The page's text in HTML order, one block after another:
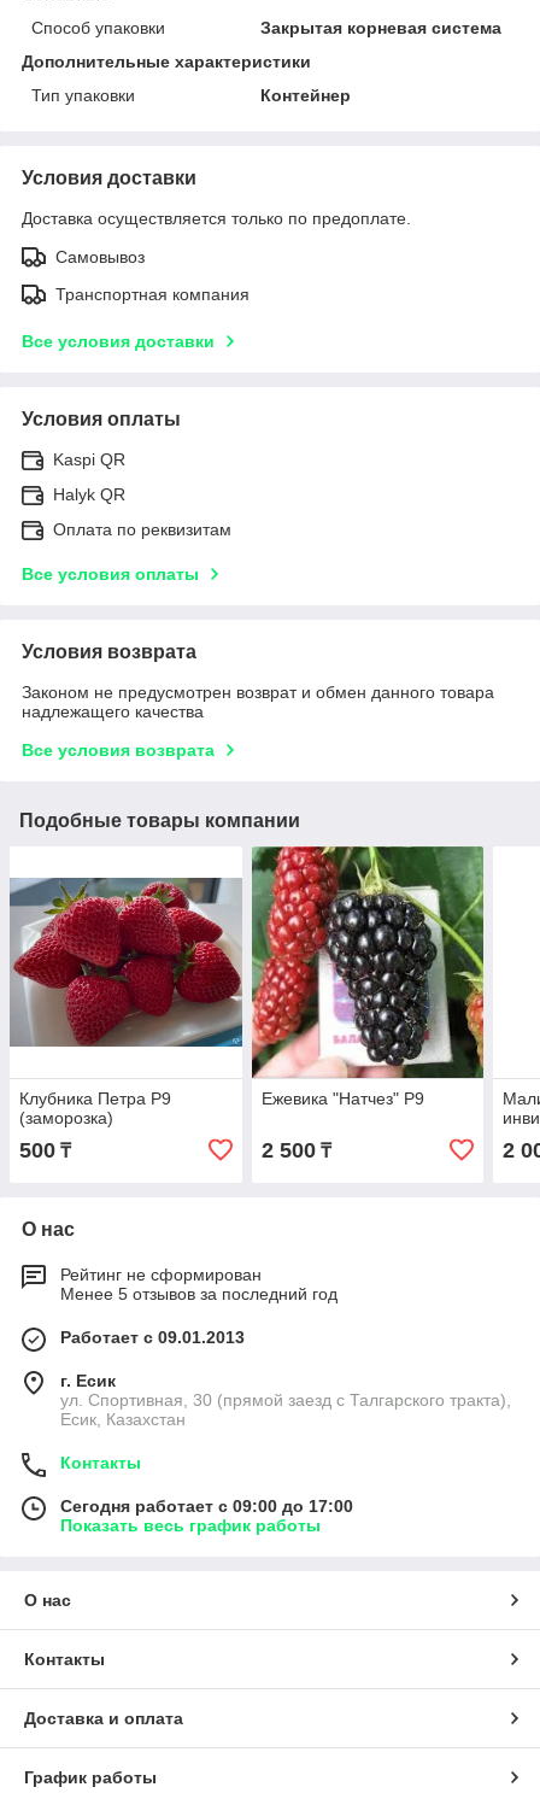
Способ упаковки
Закрытая корневая система
Дополнительные характеристики
Тип упаковки
Контейнер
Условия доставки
Доставка осуществляется только по предоплате.
Самовывоз
Транспортная компания
Все условия доставки
Условия оплаты
Kaspi QR
Halyk QR
Оплата по реквизитам
Все условия оплаты
Условия возврата
Законом не предусмотрен возврат и обмен данного товара
надлежащего качества
Все условия возврата
Подобные товары компании
Клубника Петра Р9
(заморозка)
500 ₸
Ежевика "Натчез" Р9
2 500₸ 2
О нас
Рейтинг не сформирован
Менее 5 отзывов за последний год
Работает с 09.01.2013
г. Есик
ул. Спортивная, 30 (прямой заезд с Талгарского тракта),
Есик, Казахстан
Контакты
Сегодня работает с 09:00 до 17:00
Показать весь график работы
О нас
Контакты
Доставка и оплата
График работы